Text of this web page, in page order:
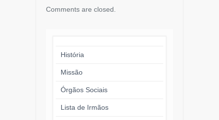
Comments are closed.
História
Missão
Órgãos Sociais
Lista de Irmãos